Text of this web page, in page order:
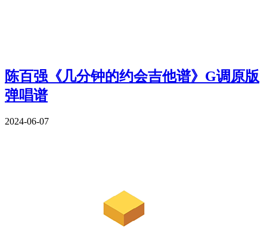
陈百强《几分钟的约会吉他谱》G调原版
弹唱谱
2024-06-07